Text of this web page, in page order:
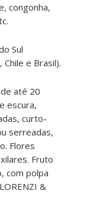
congonha,
Sul
e Brasil).
até 20
escura,
curto-
serreadas,
Flores
Fruto
com polpa
&